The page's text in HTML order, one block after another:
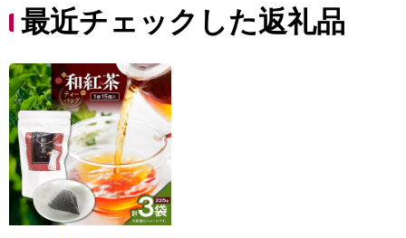
最近チェックした返礼品